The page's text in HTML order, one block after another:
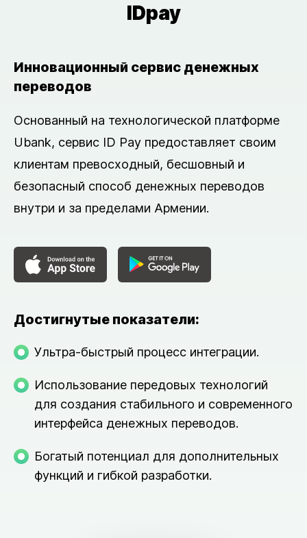
IDpay
Инновационный сервис денежных
переводов
Основанный на технологической платформе
Ubank, сервис ID Pay предоставляет своим
клиентам превосходный, бесшовный и
безопасный способ денежных переводов
внутри и за пределами Армении.
Достигнутые показатели:
Ультра-быстрый процесс интеграции.
Использование передовых технологий
для создания стабильного и современного
интерфейса денежных переводов.
Богатый потенциал для дополнительных
функций и гибкой разработки.